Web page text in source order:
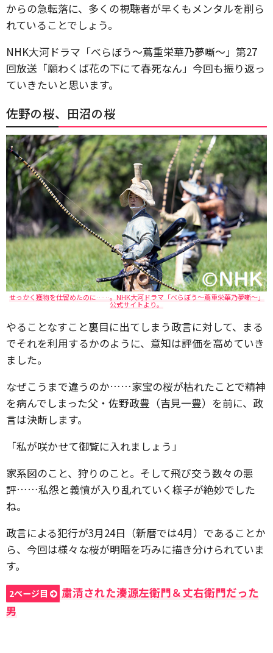
からの急転落に、多くの視聴者が早くもメンタルを削ら
れていることでしょう。
NHK大河ドラマ「べらぼう～蔦重栄華乃夢噺～」第27
回放送「願わくば花の下にて春死なん」今回も振り返っ
ていきたいと思います。
佐野の桜、田沼の桜
せっかく獲物を仕留めたのに……。NHK大河ドラマ「べらぼう～蔦重栄華乃夢噺～」
公式サイトより。
やることなすこと裏目に出てしまう政言に対して、まる
でそれを利用するかのように、意知は評価を高めていき
ました。
なぜこうまで違うのか……家宝の桜が枯れたことで精神
を病んでしまった父・佐野政豊（吉見一豊）を前に、政
言は決断します。
「私が咲かせて御覧に入れましょう」
家系図のこと、狩りのこと。そして飛び交う数々の悪
評……私怨と義憤が入り乱れていく様子が絶妙でした
ね。
政言による犯行が3月24日（新暦では4月）であることか
ら、今回は様々な桜が明暗を巧みに描き分けられていま
す。
2ページ目
粛清された湊源左衛門＆丈右衛門だった
男